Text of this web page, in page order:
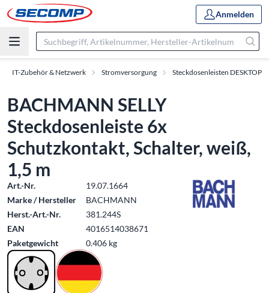
Anmelden
IT-Zubehör & Netzwerk Stromversorgung Steckdosenleisten DESKTOP
BACHMANN SELLY
Steckdosenleiste 6x
Schutzkontakt, Schalter, weiß,
1,5 m
Art.-Nr.
19.07.1664
Marke / Hersteller
BACHMANN
Herst.-Art.-Nr.
381.244S
EAN
4016514038671
Paketgewicht
0.406 kg